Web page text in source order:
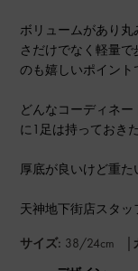
ボリュームがあり
さだけでなく軽量
のも嬉しいポイント
どんなコーディネ
に1足は持っておき
厚底が良いけど重
天神地下街店スタッ
サイズ: 38/24cm |